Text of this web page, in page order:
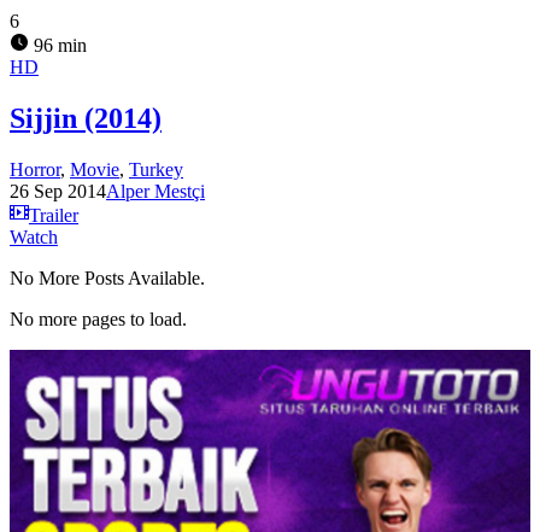
6
96 min
HD
Sijjin (2014)
Horror, Movie, Turkey
26 Sep 2014Alper Mestçi
Trailer
Watch
No More Posts Available.
No more pages to load.